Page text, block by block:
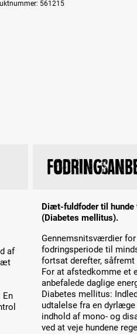
561215
af
En
Diæt-fuldfoder til
(Diabetes mellitus).
Gennemsnitsværdier
fodringsperiode til
fortsat derefter,
For at afstedkomme et
anbefalede daglige
Diabetes mellitus:
udtalelse fra en
indhold af mono- og
ved at veje hundene